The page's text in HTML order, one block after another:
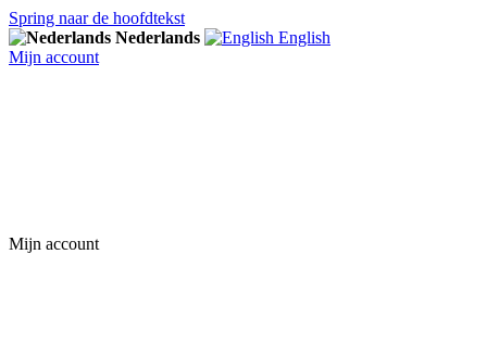
Spring naar de hoofdtekst
Nederlands
English
Mijn account
Mijn account